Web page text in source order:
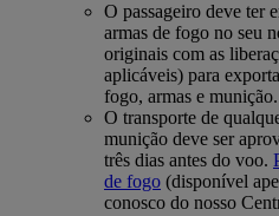
O passageiro deve ter
armas de fogo no seu
originais com as
aplicáveis) para
fogo, armas e munição.
O transporte de
munição deve ser
três dias antes do voo.
de fogo (disponível
conosco do nosso